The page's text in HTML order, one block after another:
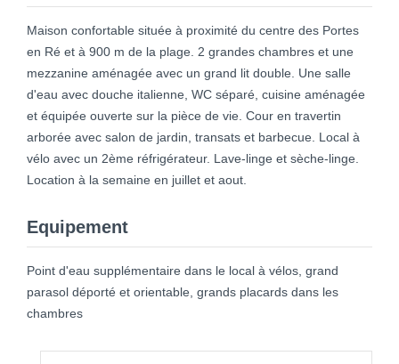
Maison confortable située à proximité du centre des Portes
en Ré et à 900 m de la plage. 2 grandes chambres et une
mezzanine aménagée avec un grand lit double. Une salle
d'eau avec douche italienne, WC séparé, cuisine aménagée
et équipée ouverte sur la pièce de vie. Cour en travertin
arborée avec salon de jardin, transats et barbecue. Local à
vélo avec un 2ème réfrigérateur. Lave-linge et sèche-linge.
Location à la semaine en juillet et aout.
Equipement
Point d'eau supplémentaire dans le local à vélos, grand
parasol déporté et orientable, grands placards dans les
chambres